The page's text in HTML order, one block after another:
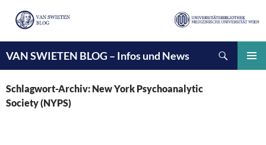
VAN SWIETEN BLOG – Infos und News
INHALT
SPRINGEN
Schlagwort-Archiv: New York Psychoanalytic
Society (NYPS)